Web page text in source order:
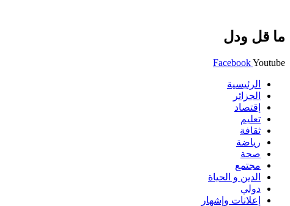
ما قل ودل
FacebookYoutube
الرئيسية
الجزائر
إقتصاد
تعليم
ثقافة
رياضة
صحة
مجتمع
الدين و الحياة
دولي
إعلانات وإشهار